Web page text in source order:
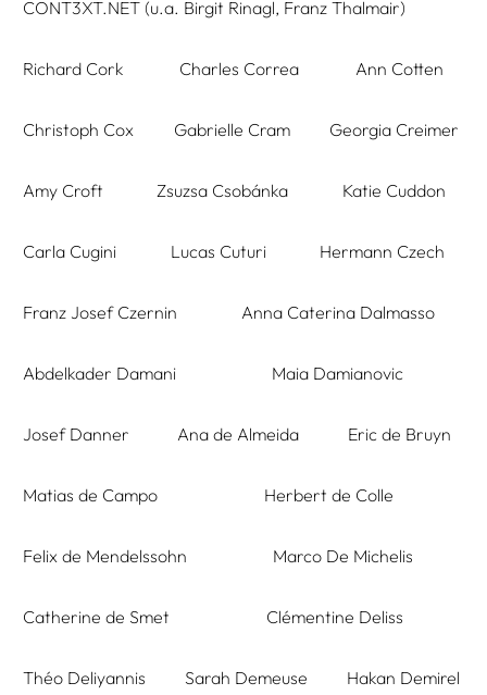
CONT3XT.NET (u.a. Birgit Rinagl, Franz Thalmair)
Richard Cork Charles Correa Ann Cotten
Christoph Cox Gabrielle Cram Georgia Creimer
Amy Croft Zsuzsa Csobánka Katie Cuddon
Carla Cugini Lucas Cuturi Hermann Czech
Franz Josef Czernin Anna Caterina Dalmasso
Abdelkader Damani Maia Damianovic
Josef Danner Ana de Almeida Eric de Bruyn
Matias de Campo Herbert de Colle
Felix de Mendelssohn Marco De Michelis
Catherine de Smet Clémentine Deliss
Théo Deliyannis Sarah Demeuse Hakan Demirel